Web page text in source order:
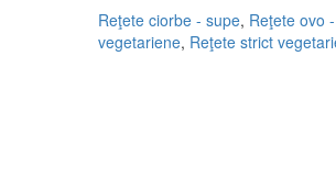
Reţete ciorbe - supe, Reţete ovo
vegetariene, Reţete strict